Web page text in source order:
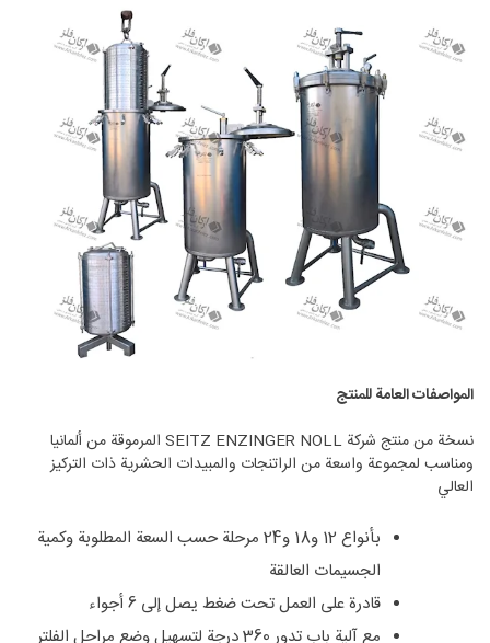
المواصفات العامة للمنتج
نسخة من منتج شركة SEITZ ENZINGER NOLL المرموقة من ألمانيا
ومناسب لمجموعة واسعة من الراتنجات والمبيدات الحشرية ذات التركيز
العالي
بأنواع 12 و18 و24 مرحلة حسب السعة المطلوبة وكمية
الجسيمات العالقة
قادرة على العمل تحت ضغط يصل إلى 6 أجواء
مع آلية باب تدور 360 درجة لتسهيل وضع مراحل الفلتر